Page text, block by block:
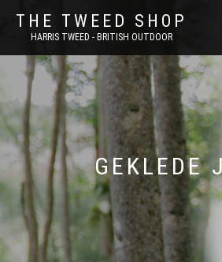
THE TWEED SHOP
HARRIS TWEED - BRITISH OUTDOOR
GEKLEDE